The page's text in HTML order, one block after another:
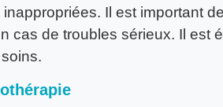
Il est important
cas de troubles sérieux. Il est